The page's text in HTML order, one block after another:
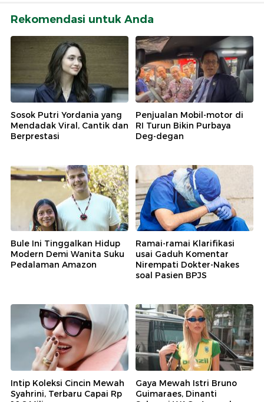
Rekomendasi untuk Anda
Sosok Putri Yordania yang
Mendadak Viral, Cantik dan
Berprestasi
Penjualan Mobil-motor di
RI Turun Bikin Purbaya
Deg-degan
Bule Ini Tinggalkan Hidup
Modern Demi Wanita Suku
Pedalaman Amazon
Ramai-ramai Klarifikasi
usai Gaduh Komentar
Nirempati Dokter-Nakes
soal Pasien BPJS
Intip Koleksi Cincin Mewah
Syahrini, Terbaru Capai Rp
Gaya Mewah Istri Bruno
Guimaraes, Dinanti